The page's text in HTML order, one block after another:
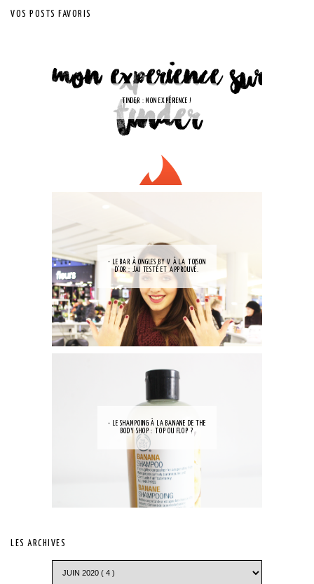
VOS POSTS FAVORIS
TINDER : MON EXPÉRIENCE !
- LE BAR À ONGLES BY V À LA TOISON
D'OR : J'AI TESTÉ ET APPROUVÉ.
- LE SHAMPOING À LA BANANE DE THE
BODY SHOP : TOP OU FLOP ?
LES ARCHIVES